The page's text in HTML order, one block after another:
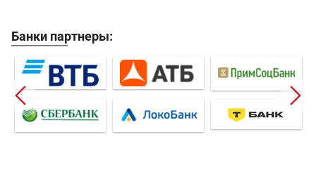
Банки партнеры: